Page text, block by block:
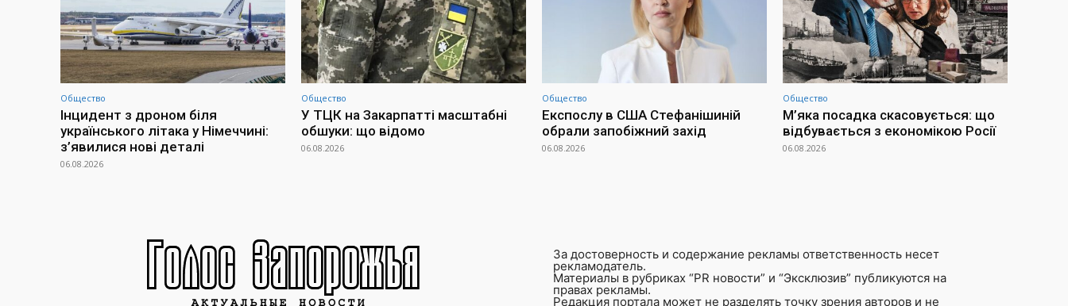
Общество
Інцидент з дроном біля
українського літака у Німеччині:
з’явилися нові деталі
06.08.2026
Общество
У ТЦК на Закарпатті масштабні
обшуки: що відомо
06.08.2026
Общество
Експослу в США Стефанішиній
обрали запобіжний захід
06.08.2026
Общество
М’яка посадка скасовується: що
відбувається з економікою Росії
06.08.2026
За достоверность и содержание рекламы ответственность несет
рекламодатель.
Материалы в рубриках “PR новости” и “Эксклюзив” публикуются на
правах рекламы.
Редакция портала может не разделять точку зрения авторов и не